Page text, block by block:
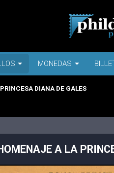
MONEDAS
DIANA DE GALES
A LA